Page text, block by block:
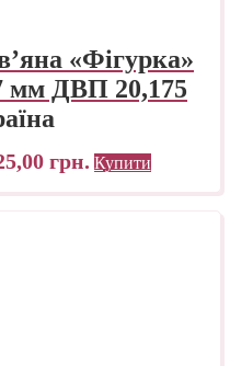
«Фігурка»
мм ДВП 20,175
грн. Купити